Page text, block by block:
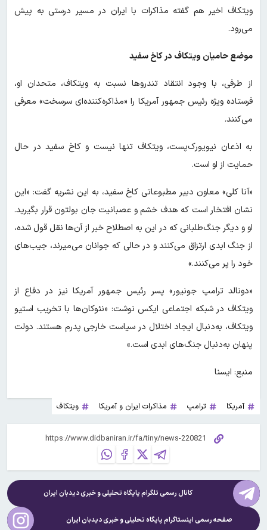
ویتکاف اخیر هم گفته مذاکرات با ایران در مسیر درستی به پیش
می‌رود.
موضع حامیان ویتکاف در کاخ سفید
از طرفی، با وجود انتقاد تندروها نسبت به ویتکاف، متحدان او،
فرستاده ویژه رئیس جمهور آمریکا را «مذاکره‌کننده‌ای سرسخت» معرفی
می‌کنند.
به اذعان نیویورک‌پست، ویتکاف تنها نیست و کاخ سفید در حال
حمایت از او است.
«آنا کلی» معاون دبیر مطبوعاتی کاخ سفید، به این نشریه گفت: «این
نشان افتخار است که هدف خشم و عصبانیت جان بولتون قرار بگیرید.
او و دیگر جنگ‌طلبانی که در این به اصطلاح خبر از آن‌ها نقل قول شده،
از جنگ ابدی ارتزاق می‌کنند و در حالی که جوانان می‌میرند، جیب‌های
خود را پر می‌کنند.»
«دونالد ترامپ جونیور» پسر رئیس جمهور آمریکا نیز در دفاع از
ویتکاف در شبکه اجتماعی ایکس نوشت: «نئوکان‌ها با تخریب استیو
ویتکاف، به‌دنبال ایجاد اختلال در سیاست خارجی پدرم هستند. دولت
پنهان به‌دنبال جنگ‌های ابدی است.»
منبع: ایسنا
آمریکا ترامپ مذاکرات ایران و آمریکا ویتکاف
کانال رسمی تلگرام پایگاه تحلیلی و خبریدیدبان ایران
صفحه رسمی اینستاگرام پایگاه تحلیلی و خبریدیدبان ایران